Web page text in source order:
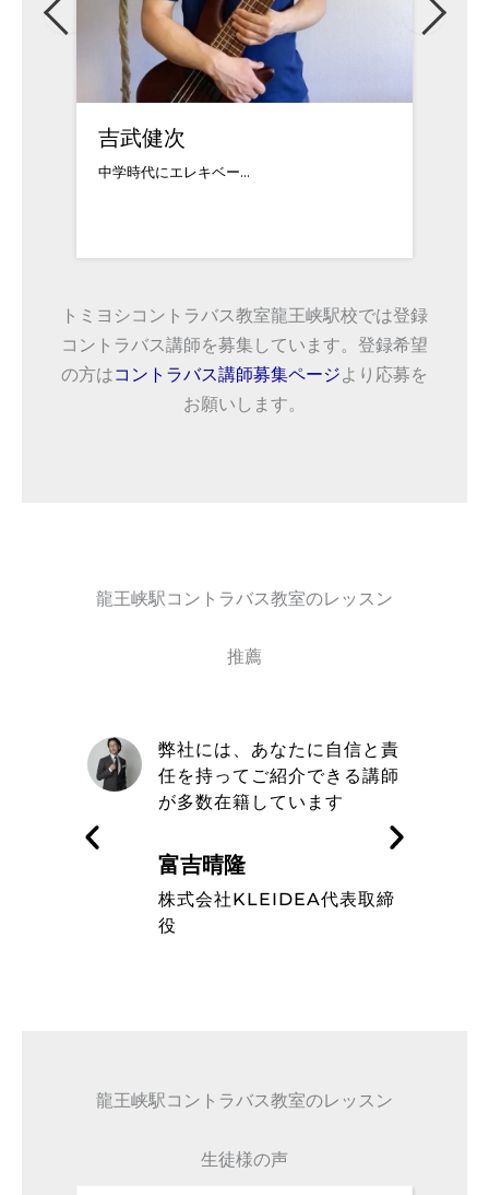
吉武健次
中学時代にエレキベー...
トミヨシコントラバス教室龍王峡駅校では登録
コントラバス講師を募集しています。登録希望
の方はコントラバス講師募集ページより応募を
お願いします。
龍王峡駅コントラバス教室のレッスン
推薦
取材を通してトミヨシコント
ラバス教室の信念や在籍して
いるミュージシャンのレベル
藤波辰爾
タレント
龍王峡駅コントラバス教室のレッスン
生徒様の声